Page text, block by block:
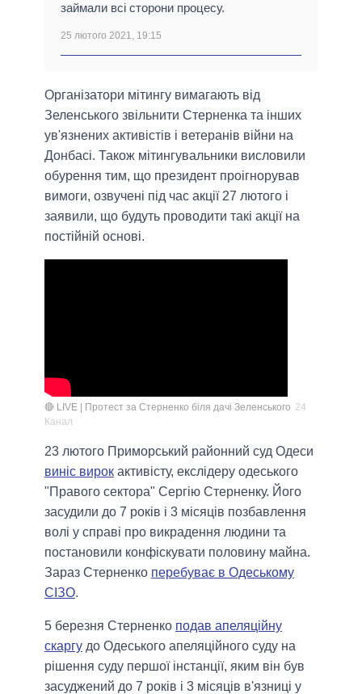
займали всі сторони процесу.
25 лютого 2021, 19:15
Організатори мітингу вимагають від
Зеленського звільнити Стерненка та інших
ув'язнених активістів і ветеранів війни на
Донбасі. Також мітингувальники висловили
обурення тим, що президент проігнорував
вимоги, озвучені під час акції 27 лютого і
заявили, що будуть проводити такі акції на
постійній основі.
🔴 LIVE | Протест за Стерненко біля дачі Зеленського 24
Канал
23 лютого Приморський районний суд Одеси
виніс вирок активісту, екслідеру одеського
"Правого сектора" Сергію Стерненку. Його
засудили до 7 років і 3 місяців позбавлення
волі у справі про викрадення людини та
постановили конфіскувати половину майна.
Зараз Стерненко перебуває в Одеському
СІЗО.
5 березня Стерненко подав апеляційну
скаргу до Одеського апеляційного суду на
рішення суду першої інстанції, яким він був
засуджений до 7 років і 3 місяців в'язниці у